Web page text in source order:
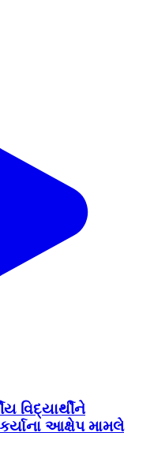
વિદ્યાર્થીને
આક્ષેપ મામલે